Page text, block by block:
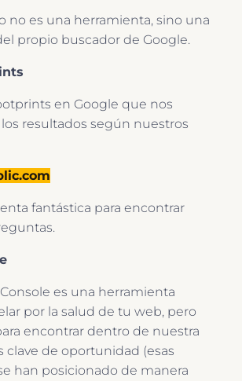
no es una herramienta, sino una
propio buscador de Google.
en Google que nos
resultados según nuestros
fantástica para encontrar
es una herramienta
por la salud de tu web, pero
encontrar dentro de nuestra
clave de oportunidad (esas
han posicionado de manera